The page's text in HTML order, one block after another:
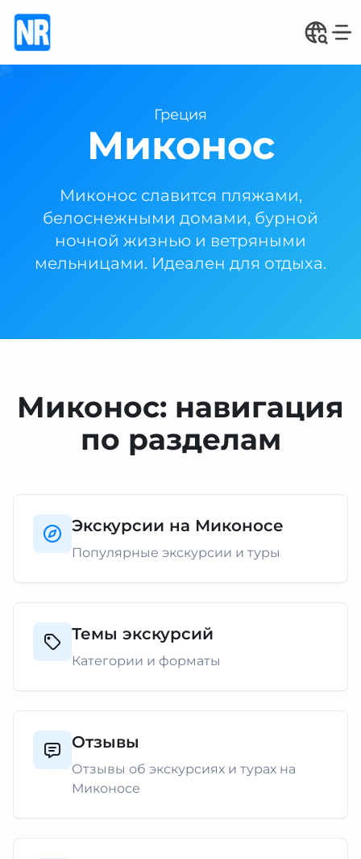
Греция
Миконос
Миконос славится пляжами,
белоснежными домами, бурной
ночной жизнью и ветряными
мельницами. Идеален для отдыха.
Миконос: навигация
по разделам
Экскурсии на Миконосе
Популярные экскурсии и туры
Темы экскурсий
Категории и форматы
Отзывы
Отзывы об экскурсиях и турах на
Миконосе